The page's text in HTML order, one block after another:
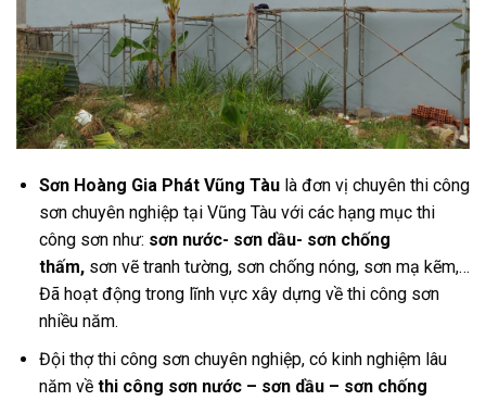
Sơn Hoàng Gia Phát Vũng Tàulà đơn vị chuyên thi công
sơn chuyên nghiệp tại Vũng Tàu với các hạng mục thi
công sơn như: sơn nước- sơn dầu- sơn chống
thấm, sơn vẽ tranh tường, sơn chống nóng, sơn mạ kẽm,…
Đã hoạt động trong lĩnh vực xây dựng về thi công sơn
nhiều năm.
Đội thợ thi công sơn chuyên nghiệp, có kinh nghiệm lâu
năm về thi công sơn nước – sơn dầu – sơn chống